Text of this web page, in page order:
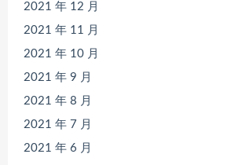
2021 年 12 月
2021 年 11 月
2021 年 10 月
2021 年 9 月
2021 年 8 月
2021 年 7 月
2021 年 6 月